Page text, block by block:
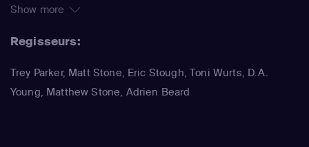
Cartman / Randy Marsh / Harrison Yates / Pi Pi / Water
/ Butters Stotch / ManBearPig / Mr. Cusslor),April Stewart
(Liane Cartman / Sharon Marsh / Shelly Marsh)
Show more
Regisseurs:
Trey Parker, Matt Stone, Eric Stough, Toni Wurts, D.A.
Young, Matthew Stone, Adrien Beard